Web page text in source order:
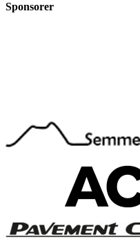
Sponsorer